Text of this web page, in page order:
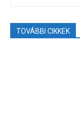
TOVÁBBI CIKKEK